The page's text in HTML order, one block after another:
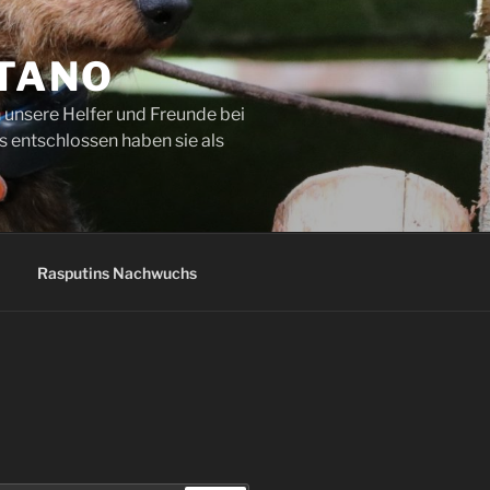
Helfer und Freunde bei
entschlossen haben sie als
Rasputins Nachwuchs